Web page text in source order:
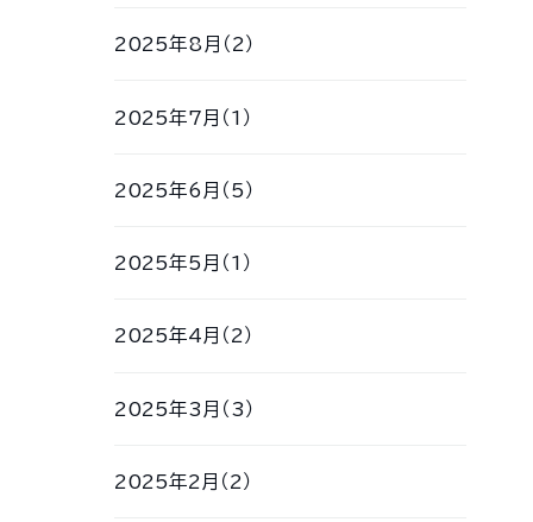
2025年8月（2）
2025年7月（1）
2025年6月（5）
2025年5月（1）
2025年4月（2）
2025年3月（3）
2025年2月（2）